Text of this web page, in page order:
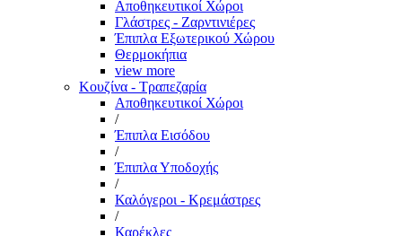
Αποθηκευτικοί Χώροι
Γλάστρες - Ζαρντινιέρες
Έπιπλα Εξωτερικού Χώρου
Θερμοκήπια
view more
Κουζίνα - Τραπεζαρία
Αποθηκευτικοί Χώροι
/
Έπιπλα Εισόδου
/
Έπιπλα Υποδοχής
/
Καλόγεροι - Κρεμάστρες
/
Καρέκλες